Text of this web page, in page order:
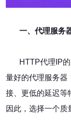
一、代理服务
HTTP代理IP
量好的代理服务器
接、更低的延迟等
因此，选择一个质